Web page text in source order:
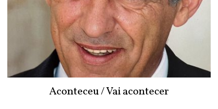
Aconteceu / Vai acontecer